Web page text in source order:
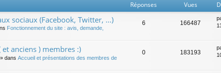
Réponses Vues
sociaux (Facebook, Twitter, ...)
Fonctionnement du site : avis, demande,
6 166487
anciens ) membres :)
» dans Accueil et présentations des membres de
0 183193